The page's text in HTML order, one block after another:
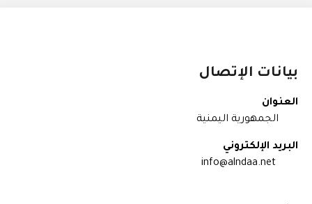
بيانات الإتصال
العنوان
الجمهورية اليمنية
البريد الإلكتروني
info@alndaa.net